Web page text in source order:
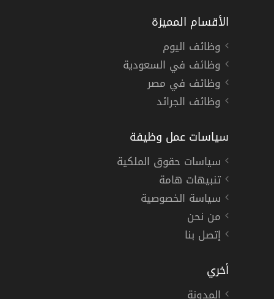
الأقسام المميزة
وظائف اليوم
وظائف في السعودية
وظائف في مصر
وظائف الجرائد
سياسات عمل وظيفة
سياسات حقوق الملكية
تنبيهات هامة
سياسة الخصوصية
من نحن
إتصل بنا
أخري
المدونة